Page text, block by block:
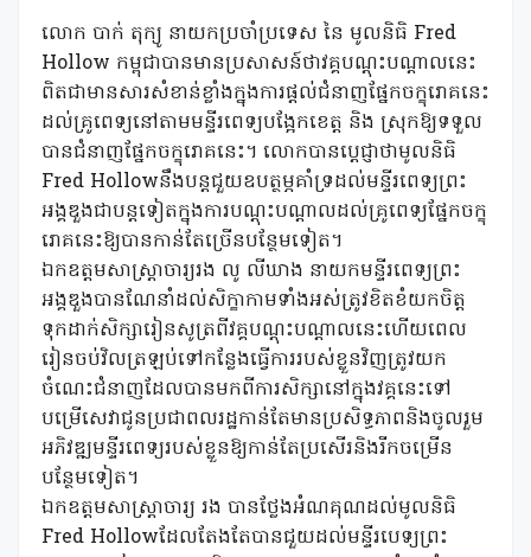
លោក បាក់ តុក្យូ នាយកប្រចាំប្រទេស នៃ មូលនិធិ Fred
Hollow កម្ពុជាបានមានប្រសាសន៍ថាវគ្គបណ្តុះបណ្តាលនេះ
ពិតជាមានសារសំខាន់ខ្លាំងក្នុងការផ្តល់ជំនាញផ្នែកចក្ខុរោគនេះ
ដល់គ្រូពេទ្យនៅតាមមន្ទីរពេទ្យបង្អែកខេត្ត និង ស្រុកឱ្យទទួល
បានជំនាញផ្នែកចក្ខុរោគនេះ។ លោកបានប្តេជ្ញាថាមូលនិធិ
Fred Hollowនឹងបន្តជួយឧបត្ថម្ភគាំទ្រដល់មន្ទីរពេទ្យព្រះ
អង្គឌួងជាបន្តទៀតក្នុងការបណ្តុះបណ្តាលដល់គ្រូពេទ្យផ្នែកចក្ខុ
រោគនេះឱ្យបានកាន់តែច្រើនបន្ថែមទៀត។
ឯកឧត្តមសាស្ត្រាចារ្យរង លូ លីឃាង នាយកមន្ទីរពេទ្យព្រះ
អង្គឌួងបានណែនាំដល់សិក្ខាកាមទាំងអស់ត្រូវខិតខំយកចិត្ត
ទុកដាក់សិក្សារៀនសូត្រពីវគ្គបណ្តុះបណ្តាលនេះហើយពេល
រៀនចប់វិលត្រឡប់ទៅកន្លែងធ្វើការរបស់ខ្លួនវិញត្រូវយក
ចំណេះជំនាញដែលបានមកពីការសិក្សានៅក្នុងវគ្គនេះទៅ
បម្រើសេវាជូនប្រជាពលរដ្ឋកាន់តែមានប្រសិទ្ធភាពនិងចូលរួម
អភិវឌ្ឍមន្ទីរពេទ្យរបស់ខ្លួនឱ្យកាន់តែប្រសើរនិងរីកចម្រើន
បន្ថែមទៀត។
ឯកឧត្តមសាស្ត្រាចារ្យ រង បានថ្លែងអំណគុណដល់មូលនិធិ
Fred Hollowដែលតែងតែបានជួយដល់មន្ទីរបេទ្យព្រះ